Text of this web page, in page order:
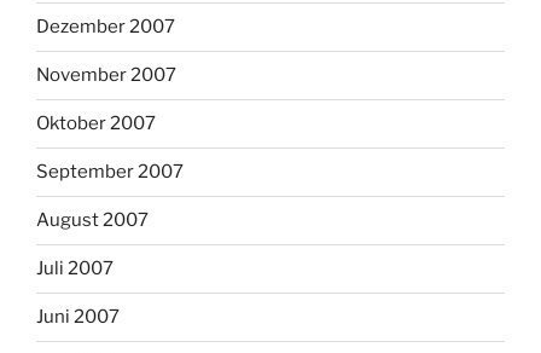
Dezember 2007
November 2007
Oktober 2007
September 2007
August 2007
Juli 2007
Juni 2007